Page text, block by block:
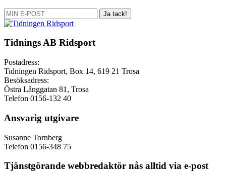
Ja tack!
Tidnings AB Ridsport
Postadress:
Tidningen Ridsport, Box 14, 619 21 Trosa
Besöksadress:
Östra Långgatan 81, Trosa
Telefon 0156-132 40
Ansvarig utgivare
Susanne Tornberg
Telefon 0156-348 75
Tjänstgörande webbredaktör nås alltid via e-post